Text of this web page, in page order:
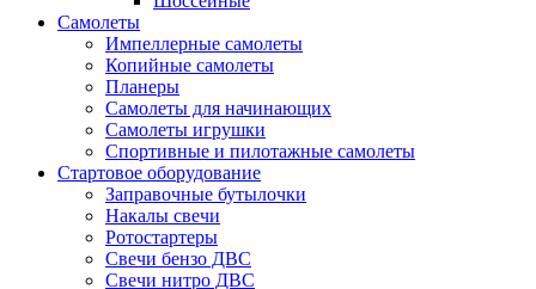
Самолеты
Импеллерные самолеты
Копийные самолеты
Планеры
Самолеты для начинающих
Самолеты игрушки
Спортивные и пилотажные самолеты
Стартовое оборудование
Заправочные бутылочки
Накалы свечи
Ротостартеры
Свечи бензо ДВС
Свечи нитро ДВС